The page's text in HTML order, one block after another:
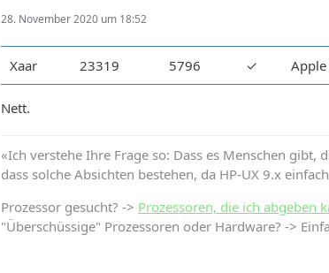
28. November 2020 um 18:52
Xaar 23319 5796 ✓ Apple
Nett.
«Ich verstehe Ihre Frage so: Dass es Menschen gibt,
dass solche Absichten bestehen, da HP-UX 9.x
Prozessor gesucht? -> Prozessoren, die ich abgeben
"Überschüssige" Prozessoren oder Hardware? ->